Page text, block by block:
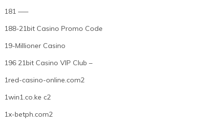
181 —–
188-21bit Casino Promo Code
19-Millioner Casino
196 21bit Casino VIP Club –
1red-casino-online.com2
1win1.co.ke c2
1x-betph.com2